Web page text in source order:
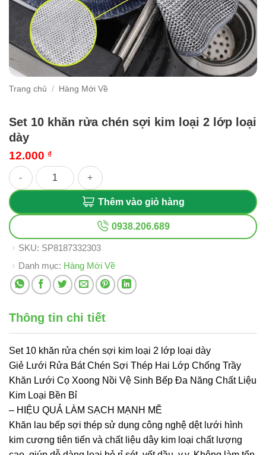
Trang chủ / Hàng Mới Về
Set 10 khăn rửa chén sợi kim loại 2 lớp loại
dày
12.000 ₫
Set 10 khăn rửa chén sợi kim loại 2 lớp loại dày số lượng
Thêm vào giỏ hàng
0938.206.689
SKU: SP8187332303
Danh mục: Hàng Mới Về
Thông tin chi tiết
Set 10 khăn rửa chén sợi kim loại 2 lớp loại dày
Giẻ Lưới Rửa Bát Chén Sợi Thép Hai Lớp Chống Trầy
Khăn Lưới Cọ Xoong Nồi Vệ Sinh Bếp Đa Năng Chất Liệu
Kim Loại Bền Bỉ
– HIỆU QUẢ LÀM SẠCH MẠNH MẼ
Khăn lau bếp sợi thép sử dụng công nghệ dệt lưới hình
kim cương tiên tiến và chất liệu dây kim loại chất lượng